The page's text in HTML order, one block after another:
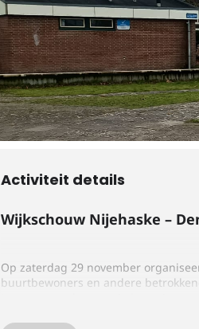
Activiteit details
Wijkschouw Nijehaske –
Op zaterdag 29 november
buurtbewoners en andere